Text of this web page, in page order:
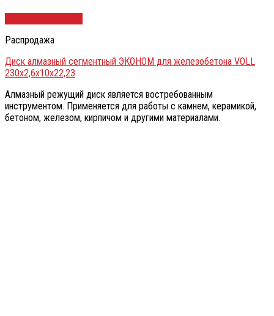
Распродажа
Диск алмазный сегментный ЭКОНОМ для железобетона VOLL
230х2,6х10х22,23
Алмазный режущий диск является востребованным
инструментом. Применяется для работы с камнем, керамикой,
бетоном, железом, кирпичом и другими материалами.